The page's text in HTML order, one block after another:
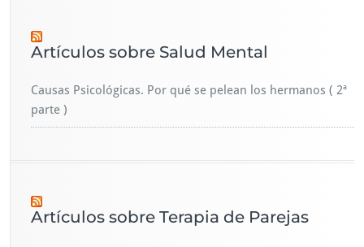
Artículos sobre Salud Mental
Causas Psicológicas. Por qué se pelean los hermanos ( 2ª
parte )
Artículos sobre Terapia de Parejas